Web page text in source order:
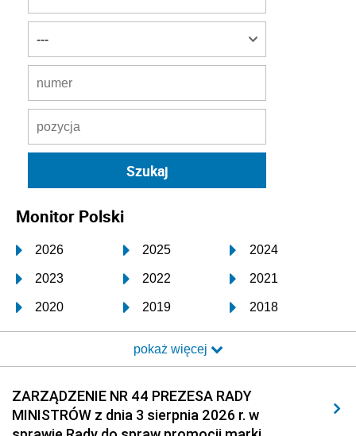
Monitor Polski
2026 2025 2024
2023 2022 2021
2020 2019 2018
2017 2016 2015
2014 2013 2012
2011 2010 2009
2008 2007 2006
pokaż więcej
ZARZĄDZENIE NR 44 PREZESA RADY
MINISTRÓW z dnia 3 sierpnia 2026 r. w